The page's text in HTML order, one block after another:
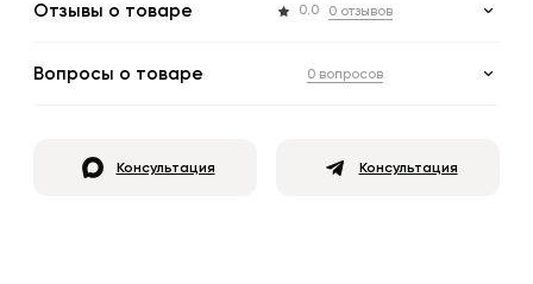
Отзывы о товаре 0.0 0 отзывов
Вопросы о товаре 0 вопросов
Консультация Консультация